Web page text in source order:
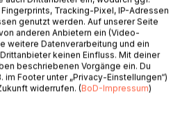
betreffend. Es soll kein
Wissen darin versteckt
Abschnitt dessen, was einem
Gespräch mit seinen Klienten
achten wird und welche
behält.
Tracking-Pixel, IP-Adressen
genutzt werden. Auf unserer Seite
anderen Anbietern ein (Video-
weitere Datenverarbeitung und ein
keinen Einfluss. Mit deiner
beschriebenen Vorgänge ein. Du
im Footer unter „Privacy-Einstellungen“)
widerrufen. (BoD-Impressum)